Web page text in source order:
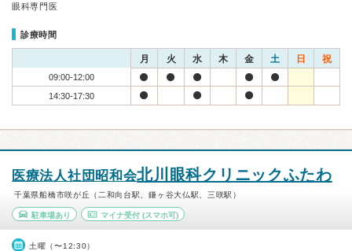
眼科専門医
診療時間
月 火 水 木 金 土 日 祝
09:00-12:00
14:30-17:30
医療法人社団昭和会北川眼科クリニックふたわ
千葉県船橋市咲が丘（二和向台駅、鎌ヶ谷大仏駅、三咲駅）
駐車場あり マイナ受付(スマホ可)
土曜（〜12:30）